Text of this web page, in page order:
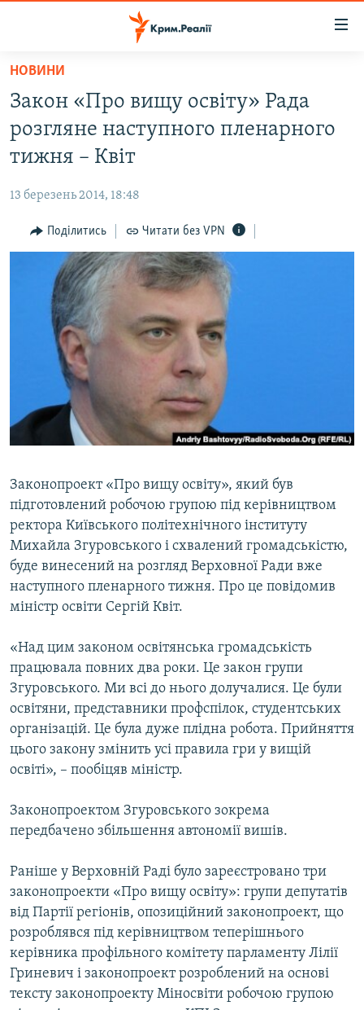
Перейти
основного
матеріалу
Перейти
до
основної
навігації
Перейти
до
ВІДЕО ТА ФОТО
БЛОГИ
ПОГЛЯД
ІНТЕРВ'Ю
ВСЕ ЗА ДЕНЬ
СПЕЦПРОЕКТИ
ДЕПОРТАЦІЯ
ВІДЕОУРОКИ «ELIFBE»
СВІДЧЕННЯ ОКУПАЦІЇ
УКРАЇНСЬКА ПРОБЛЕМА КРИМУ
ЯК ОБІЙТИ БЛОКУВАННЯ
Qırımtatar
Усі сайти RFE/RL
НОВИНИ
Закон «Про вищу освіту» Рада
розгляне наступного пленарного
тижня – Квіт
13 березень 2014, 18:48
Поділитись Читати без VPN
Законопроект «Про вищу освіту», який був
підготовлений робочою групою під керівництвом
ректора Київського політехнічного інституту
Михайла Згуровського і схвалений громадськістю,
буде винесений на розгляд Верховної Ради вже
наступного пленарного тижня. Про це повідомив
міністр освіти Сергій Квіт.
«Над цим законом освітянська громадськість
працювала повних два роки. Це закон групи
Згуровського. Ми всі до нього долучалися. Це були
освітяни, представники профспілок, студентських
організацій. Це була дуже плідна робота. Прийняття
цього закону змінить усі правила гри у вищій
освіті», – пообіцяв міністр.
Законопроектом Згуровського зокрема
передбачено збільшення автономії вишів.
Раніше у Верховній Раді було зареєстровано три
законопроекти «Про вищу освіту»: групи депутатів
від Партії регіонів, опозиційний законопроект, що
розроблявся під керівництвом теперішнього
керівника профільного комітету парламенту Лілії
Гриневич і законопроект розроблений на основі
тексту законопроекту Міносвіти робочою групою